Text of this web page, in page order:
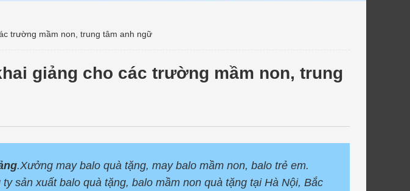
trường mầm non, trung tâm anh ngữ
giảng cho các trường mầm non, trung
.Xưởng may balo quà tặng, may balo mầm non, balo trẻ em.
sản xuất balo quà tặng, balo mầm non quà tặng tại Hà Nội, Bắc